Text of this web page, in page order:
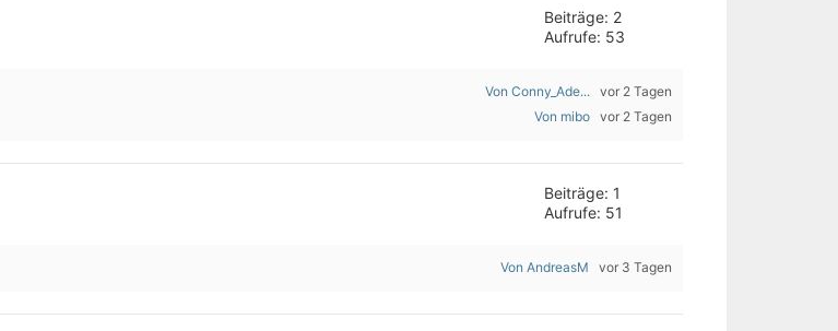
Beiträge: 2
Aufrufe: 53
Von Conny_Ade... vor 2 Tagen
Von mibo vor 2 Tagen
Beiträge: 1
Aufrufe: 51
Von AndreasM vor 3 Tagen